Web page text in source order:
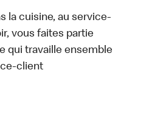
la cuisine, au service-
vous faites partie
qui travaille ensemble
client